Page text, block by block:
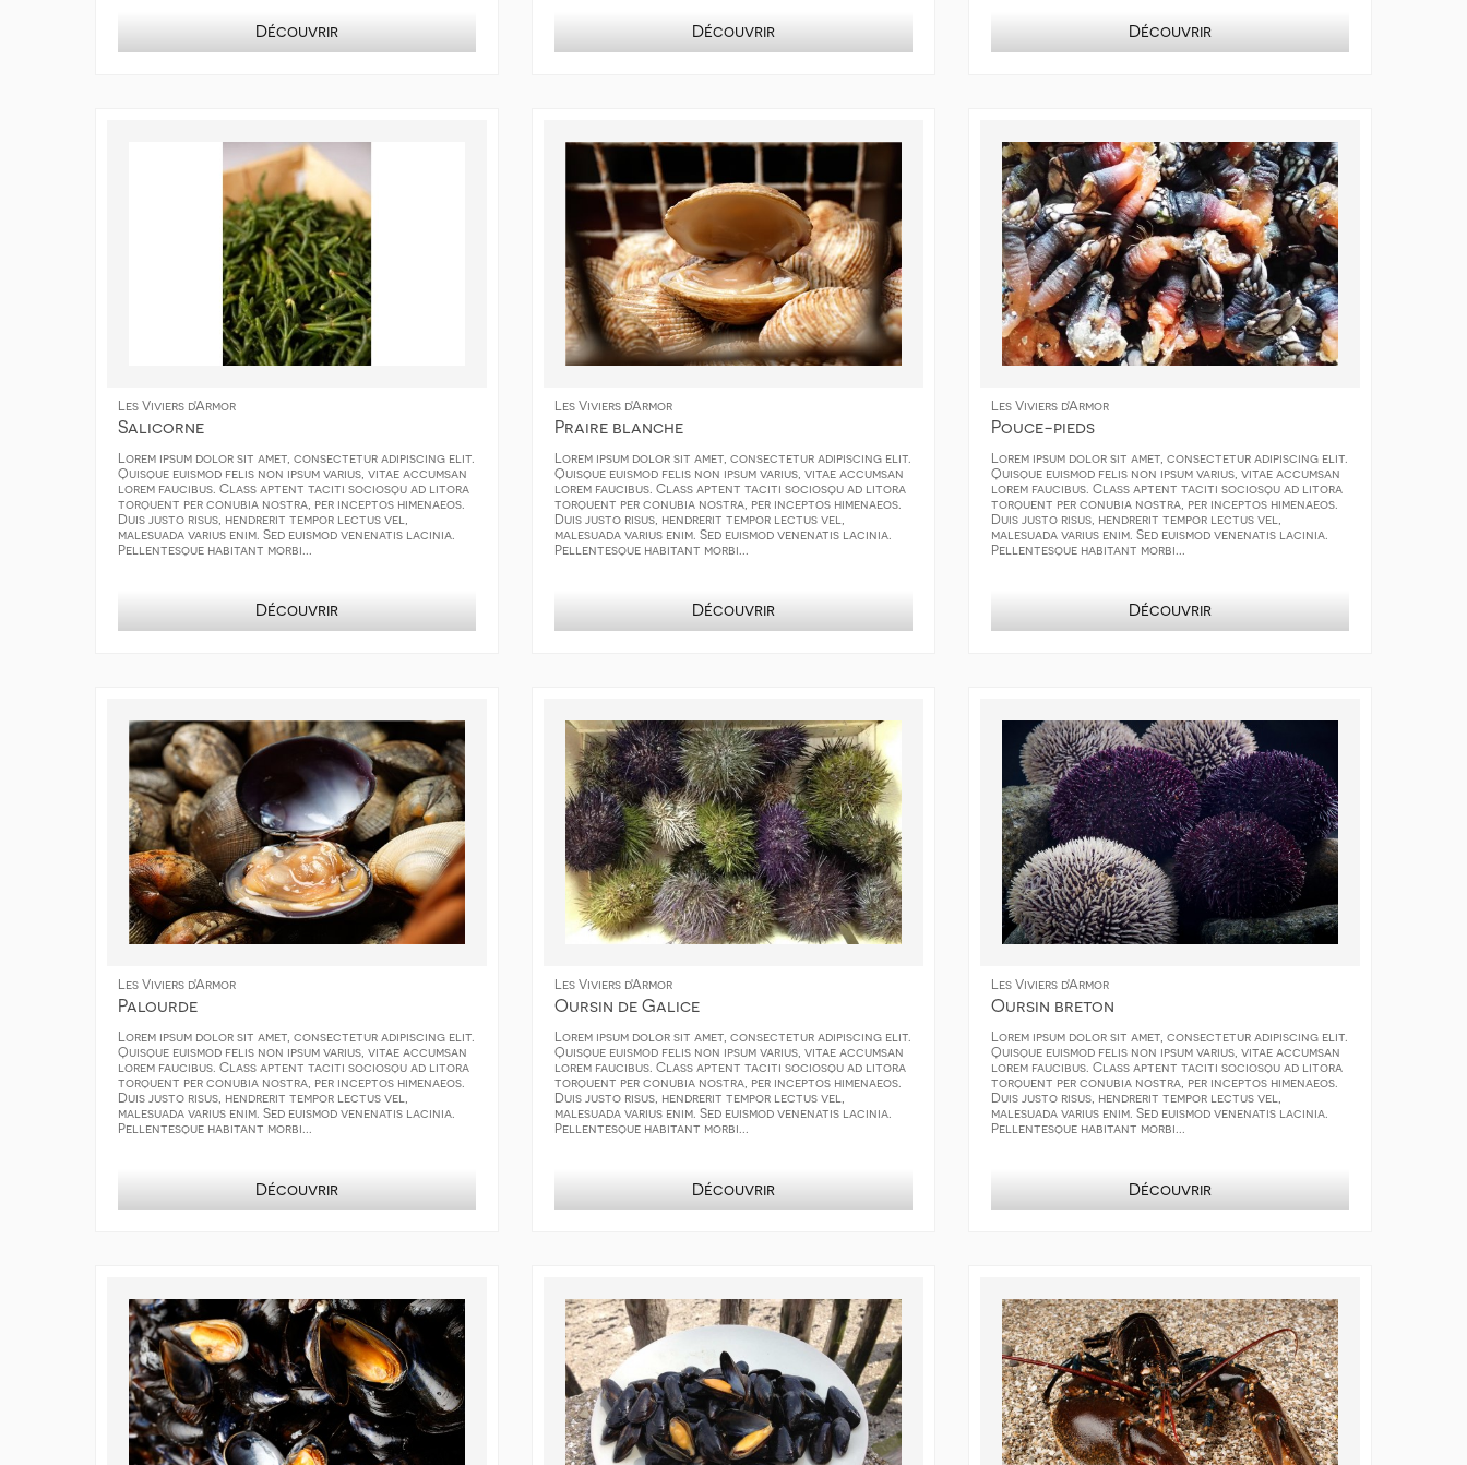
Découvrir Découvrir Découvrir
Les Viviers d'Armor
Salicorne
Lorem ipsum dolor sit amet, consectetur adipiscing elit.
Quisque euismod felis non ipsum varius, vitae accumsan
lorem faucibus. Class aptent taciti sociosqu ad litora
torquent per conubia nostra, per inceptos himenaeos.
Duis justo risus, hendrerit tempor lectus vel,
malesuada varius enim. Sed euismod venenatis lacinia.
Pellentesque habitant morbi...
Découvrir
Les Viviers d'Armor
Praire blanche
Lorem ipsum dolor sit amet, consectetur adipiscing elit.
Quisque euismod felis non ipsum varius, vitae accumsan
lorem faucibus. Class aptent taciti sociosqu ad litora
torquent per conubia nostra, per inceptos himenaeos.
Duis justo risus, hendrerit tempor lectus vel,
malesuada varius enim. Sed euismod venenatis lacinia.
Pellentesque habitant morbi...
Découvrir
Les Viviers d'Armor
Pouce-pieds
Lorem ipsum dolor sit amet, consectetur adipiscing elit.
Quisque euismod felis non ipsum varius, vitae accumsan
lorem faucibus. Class aptent taciti sociosqu ad litora
torquent per conubia nostra, per inceptos himenaeos.
Duis justo risus, hendrerit tempor lectus vel,
malesuada varius enim. Sed euismod venenatis lacinia.
Pellentesque habitant morbi...
Découvrir
Les Viviers d'Armor
Palourde
Lorem ipsum dolor sit amet, consectetur adipiscing elit.
Quisque euismod felis non ipsum varius, vitae accumsan
lorem faucibus. Class aptent taciti sociosqu ad litora
torquent per conubia nostra, per inceptos himenaeos.
Duis justo risus, hendrerit tempor lectus vel,
malesuada varius enim. Sed euismod venenatis lacinia.
Pellentesque habitant morbi...
Découvrir
Les Viviers d'Armor
Oursin de Galice
Lorem ipsum dolor sit amet, consectetur adipiscing elit.
Quisque euismod felis non ipsum varius, vitae accumsan
lorem faucibus. Class aptent taciti sociosqu ad litora
torquent per conubia nostra, per inceptos himenaeos.
Duis justo risus, hendrerit tempor lectus vel,
malesuada varius enim. Sed euismod venenatis lacinia.
Pellentesque habitant morbi...
Découvrir
Les Viviers d'Armor
Oursin breton
Lorem ipsum dolor sit amet, consectetur adipiscing elit.
Quisque euismod felis non ipsum varius, vitae accumsan
lorem faucibus. Class aptent taciti sociosqu ad litora
torquent per conubia nostra, per inceptos himenaeos.
Duis justo risus, hendrerit tempor lectus vel,
malesuada varius enim. Sed euismod venenatis lacinia.
Pellentesque habitant morbi...
Découvrir